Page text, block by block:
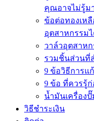
คุณอาจไม่รู้ม
ข้อต่อทองเห
อุตสาหกรรมไ
วาล์วอุตสาหก
รวมชิ้นส่วนที่
9 ข้อวิธีการแ
9 ข้อ ที่ควรรู้
น้ำมันเครื่อง
วิธีชำระเงิน